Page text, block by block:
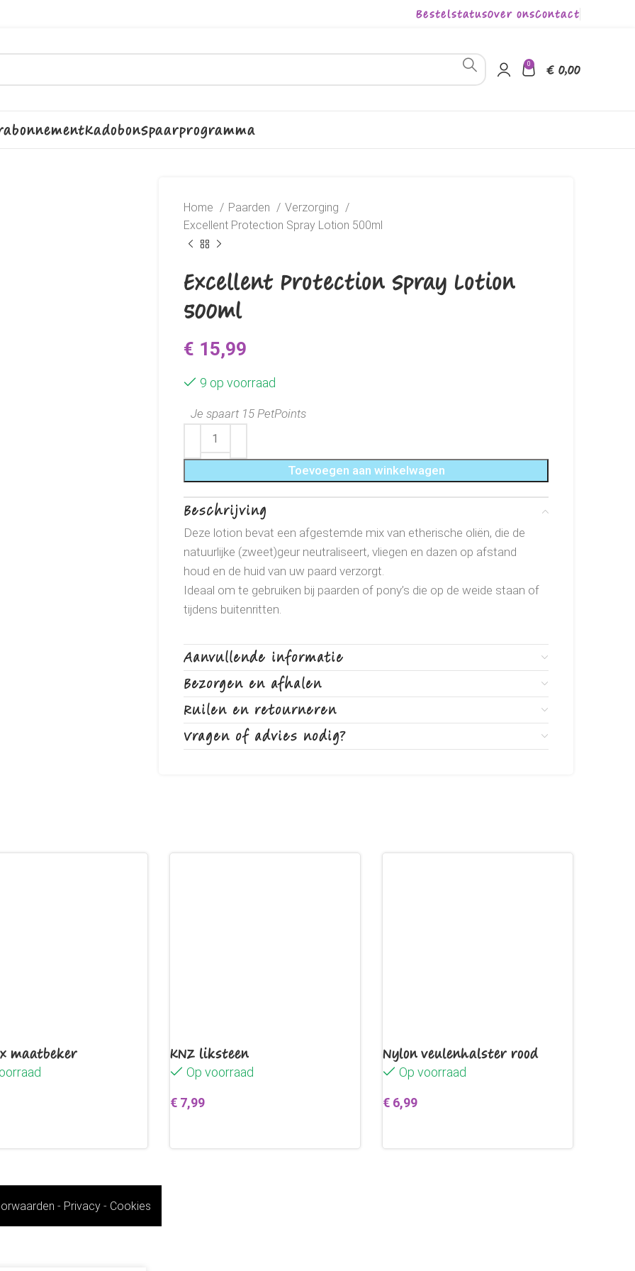
BestelstatusOver onsContact
0 € 0,00
KadobonSpaarprogramma
Home Paarden
Verzorging
Excellent Protection Spray Lotion 500ml
Excellent Protection Spray Lotion
500ml
€ 15,99
9 op voorraad
Je spaart 15 PetPoints
Toevoegen aan winkelwagen
Beschrijving
Deze lotion bevat een afgestemde mix van etherische oliën, die de
natuurlijke (zweet)geur neutraliseert, vliegen en dazen op afstand
houd en de huid van uw paard verzorgt.
Ideaal om te gebruiken bij paarden of pony’s die op de weide staan of
tijdens buitenritten.
Aanvullende informatie
Bezorgen en afhalen
Ruilen en retourneren
Vragen of advies nodig?
maatbeker KNZ liksteen
Op voorraad
€ 7,99
Nylon veulenhalster rood
Op voorraad
€ 6,99
- Privacy - Cookies